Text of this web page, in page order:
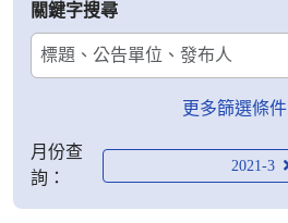
關鍵字搜尋
更多篩選條件
月份查
詢：
2021-3